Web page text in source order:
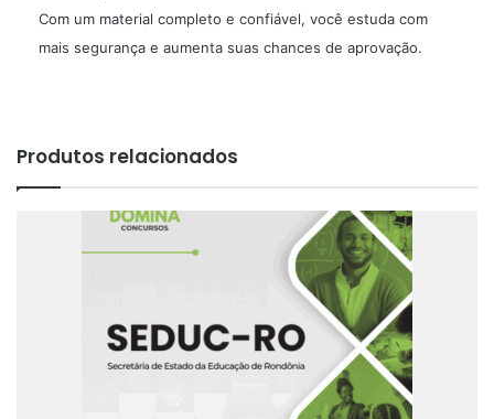
Com um material completo e confiável, você estuda com
mais segurança e aumenta suas chances de aprovação.
Produtos relacionados